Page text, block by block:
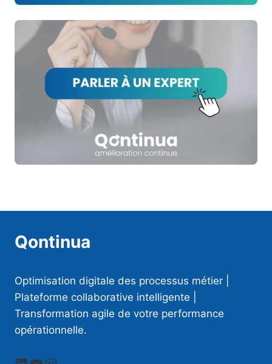
Qontinua
Optimisation digitale des processus métier |
Plateforme collaborative intelligente |
Transformation agile de votre performance
opérationnelle.